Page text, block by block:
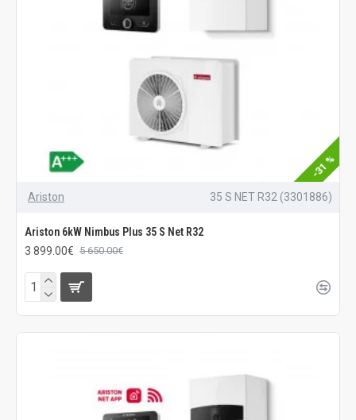
-31 %
Ariston 35 S NET R32 (3301886)
Ariston 6kW Nimbus Plus 35 S Net R32
3 899.00€ 5 650.00€